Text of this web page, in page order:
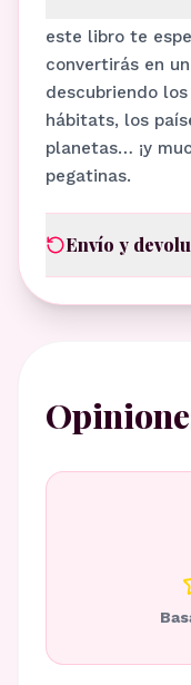
este libro te
convertirás en
descubriendo
hábitats, los
planetas… ¡y
pegatinas.
Envío y